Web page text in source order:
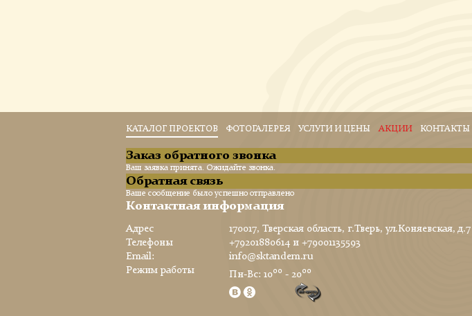
КАТАЛОГ ПРОЕКТОВ ФОТОГАЛЕРЕЯ УСЛУГИ И ЦЕНЫ АКЦИИ КОНТАКТЫ
Заказ обратного звонка
Ваш заявка принята. Ожидайте звонка.
Обратная связь
Ваше сообщение было успешно отправлено
Контактная информация
Адрес
170017, Тверская область, г.Тверь, ул.Коняевская,
Телефоны
+79201880614 и +79001135593
Email:
info@sktandem.ru
Режим работы
Пн-Вс: 1000 - 2000